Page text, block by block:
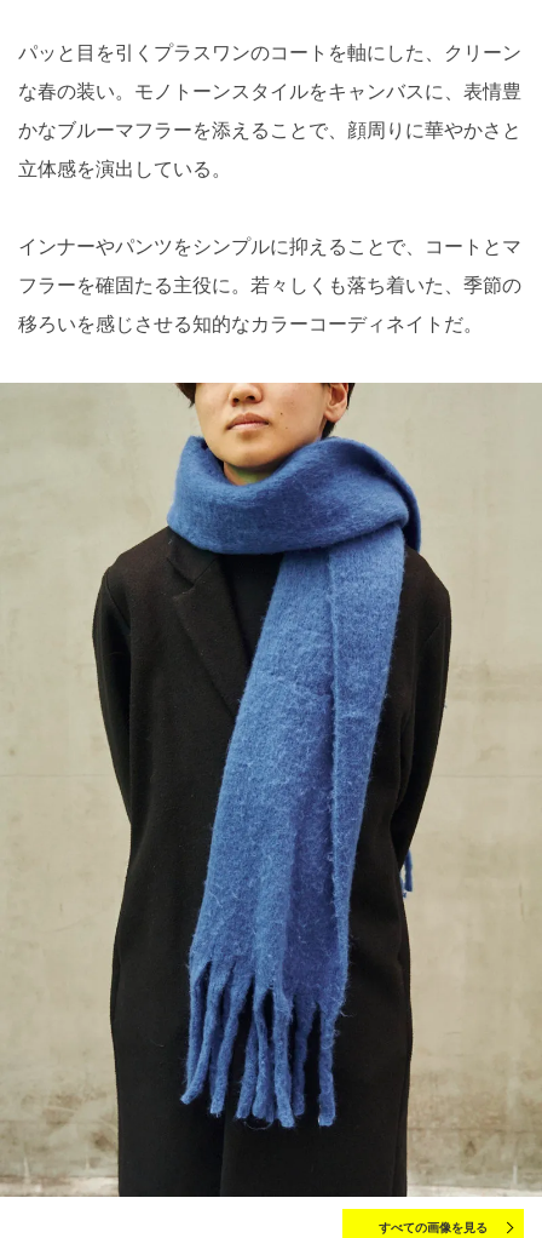
パッと目を引くプラスワンのコートを軸にした、クリーン
な春の装い。モノトーンスタイルをキャンバスに、表情豊
かなブルーマフラーを添えることで、顔周りに華やかさと
立体感を演出している。
インナーやパンツをシンプルに抑えることで、コートとマ
フラーを確固たる主役に。若々しくも落ち着いた、季節の
移ろいを感じさせる知的なカラーコーディネイトだ。
すべての画像を見る